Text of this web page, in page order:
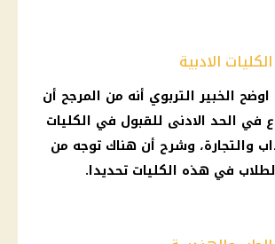
الادبية
الخبير التربوي أنه من المرجح أن
في الحد الادنى للقبول في الكليات
والتجارة، وشرح أن هناك توجه من
في هذه الكليات تحديدا.